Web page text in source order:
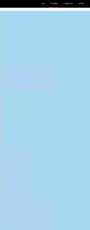
首页 产品及服务 行业解决方案 合作伙伴